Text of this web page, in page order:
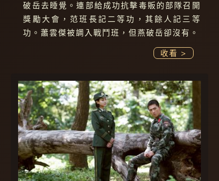
破岳去睡覺。連部給成功抗擊毒販的部隊召開
獎勵大會，范班長記二等功，其餘人記三等
功。蕭雲傑被調入戰鬥班，但燕破岳卻沒有。
收看 >